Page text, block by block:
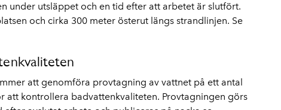
under utsläppet och en tid efter att arbetet är slutfört.
och cirka 300 meter österut längs strandlinjen. Se
att genomföra provtagning av vattnet på ett antal
att kontrollera badvattenkvaliteten. Provtagningen görs